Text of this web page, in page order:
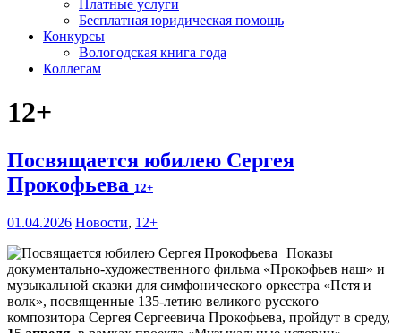
Платные услуги
Бесплатная юридическая помощь
Конкурсы
Вологодская книга года
Коллегам
12+
Посвящается юбилею Сергея
Прокофьева 12+
01.04.2026 Новости, 12+
Показы
документально-художественного фильма «Прокофьев наш» и
музыкальной сказки для симфонического оркестра «Петя и
волк», посвященные 135-летию великого русского
композитора Сергея Сергеевича Прокофьева, пройдут в среду,